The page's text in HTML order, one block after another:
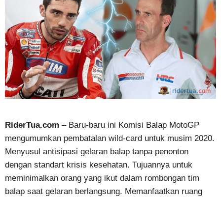
RiderTua.com – Baru-baru ini Komisi Balap MotoGP
mengumumkan pembatalan wild-card untuk musim 2020.
Menyusul antisipasi gelaran balap tanpa penonton
dengan standart krisis kesehatan. Tujuannya untuk
meminimalkan orang yang ikut dalam rombongan tim
balap saat gelaran berlangsung. Memanfaatkan ruang